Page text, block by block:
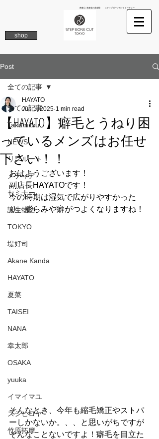
南青山 表参道の美容院 ステップボーンカットトーキョー
shop
Post
全ての記事
Takamitsu
NEWS
リクルート
メディア
セミナー
誕生物語
TOKYO
堤好司
Akane Kanda
HAYATO
夏菜
TAISEI
NANA
幸太郎
OSAKA
yuuka
イマイマユ
ズシヒロヤ
竹原拓摩
全ての記事
【HAYATO】癖毛とうねり困
っているメンズはお任せ
下さい！！
HAYATO
Jun 1, 2025 1 min read
おはようございます！
副店長HAYATOです！
今の時期は湿気で広がりやすかった
り、膨らみや癖がつよくなりますね！
そんなとき、今年も縮毛矯正やストパ
ーしかないか。、、と思いがちですが
そんなことないですよ！癖毛を目立た